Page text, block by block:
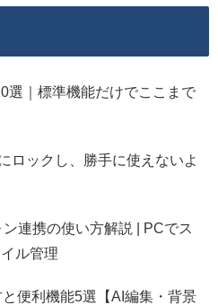
選｜標準機能だけでここまで
ロックし、勝手に使えないよ
連携の使い方解説 | PCでス
ル管理
便利機能5選【AI編集・背景